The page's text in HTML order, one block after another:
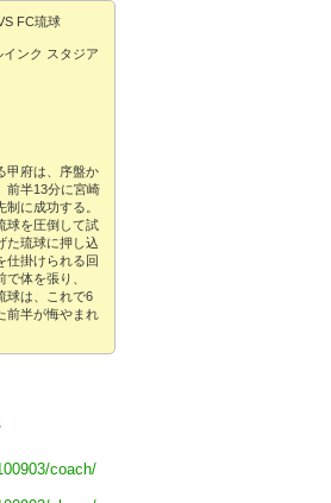
FC琉球
ンク スタジア
甲府は、序盤か
前半13分に宮崎
に成功する。
球を圧倒して試
た琉球に押し込
仕掛けられる回
体を張り、
球は、これで6
前半が悔やまれ
coach/